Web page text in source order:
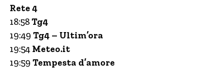
Rete 4
18:58Tg4
19:49 Tg4 – Ultim’ora
19:54 Meteo.it
19:59 Tempesta d’amore